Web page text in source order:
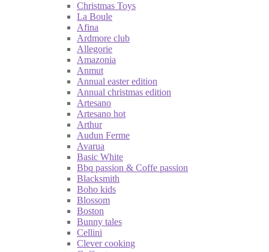
Christmas Toys
La Boule
Afina
Ardmore club
Allegorie
Amazonia
Anmut
Annual easter edition
Annual christmas edition
Artesano
Artesano hot
Arthur
Audun Ferme
Avarua
Basic White
Bbq passion & Coffe passion
Blacksmith
Boho kids
Blossom
Boston
Bunny tales
Cellini
Clever cooking